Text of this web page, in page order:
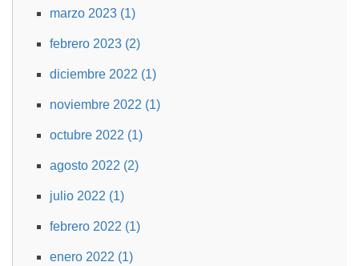
marzo 2023 (1)
febrero 2023 (2)
diciembre 2022 (1)
noviembre 2022 (1)
octubre 2022 (1)
agosto 2022 (2)
julio 2022 (1)
febrero 2022 (1)
enero 2022 (1)